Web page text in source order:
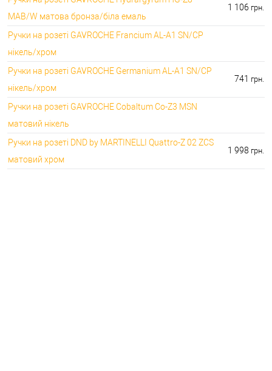
MAB/W матова бронза/біла емаль
1 106 грн.
Ручки на розеті GAVROCHE Francium AL-A1 SN/CP
нікель/хром
Ручки на розеті GAVROCHE Germanium AL-A1 SN/CP
нікель/хром
741 грн.
Ручки на розеті GAVROCHE Cobaltum Co-Z3 MSN
матовий нікель
Ручки на розеті DND by MARTINELLI Quattro-Z 02 ZCS
матовий хром
1 998 грн.